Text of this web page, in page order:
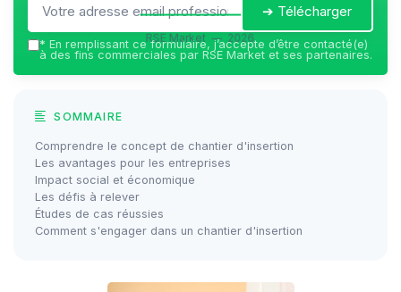
RSE Market — 2026
➔ Télécharger
* En remplissant ce formulaire, j’accepte d’être contacté(e)
à des fins commerciales par RSE Market et ses partenaires.
SOMMAIRE
Comprendre le concept de chantier d'insertion
Les avantages pour les entreprises
Impact social et économique
Les défis à relever
Études de cas réussies
Comment s'engager dans un chantier d'insertion